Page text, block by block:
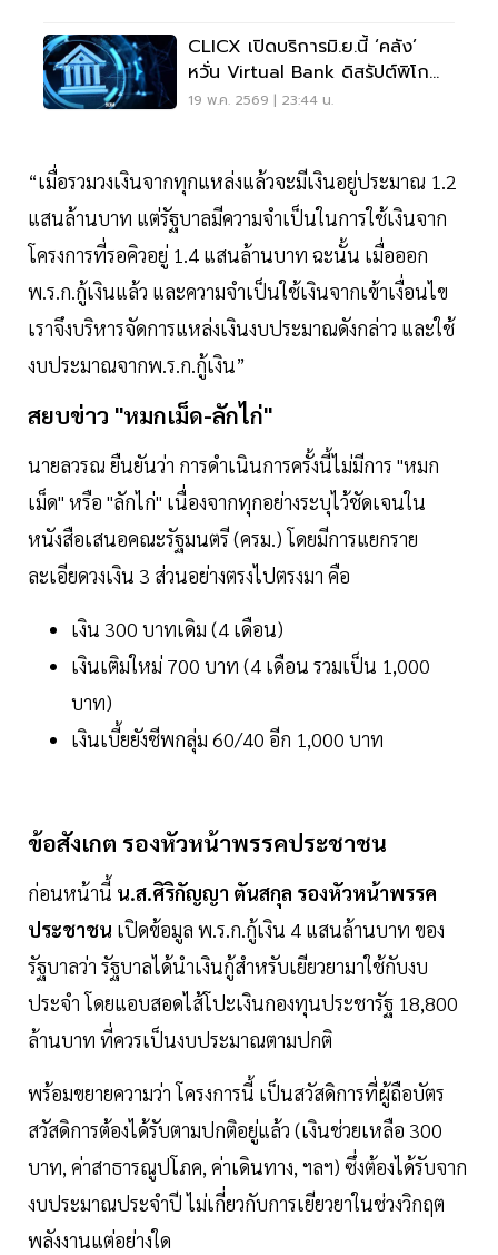
CLICX เปิดบริการมิ.ย.นี้ ‘คลัง’
หวั่น Virtual Bank ดิสรัปต์พิโก
ไฟแนนซ์
19 พ.ค. 2569 | 23:44 น.
“เมื่อรวมวงเงินจากทุกแหล่งแล้วจะมีเงินอยู่ประมาณ 1.2
แสนล้านบาท แต่รัฐบาลมีความจำเป็นในการใช้เงินจาก
โครงการที่รอคิวอยู่ 1.4 แสนล้านบาท ฉะนั้น เมื่อออก
พ.ร.ก.กู้เงินแล้ว และความจำเป็นใช้เงินจากเข้าเงื่อนไข
เราจึงบริหารจัดการแหล่งเงินงบประมาณดังกล่าว และใช้
งบประมาณจากพ.ร.ก.กู้เงิน”
สยบข่าว "หมกเม็ด-ลักไก่"
นายลวรณ ยืนยันว่า การดำเนินการครั้งนี้ไม่มีการ "หมก
เม็ด" หรือ "ลักไก่" เนื่องจากทุกอย่างระบุไว้ชัดเจนใน
หนังสือเสนอคณะรัฐมนตรี (ครม.) โดยมีการแยกราย
ละเอียดวงเงิน 3 ส่วนอย่างตรงไปตรงมา คือ
เงิน 300 บาทเดิม (4 เดือน)
เงินเติมใหม่ 700 บาท (4 เดือน รวมเป็น 1,000
บาท)
เงินเบี้ยยังชีพกลุ่ม 60/40 อีก 1,000 บาท
ข้อสังเกต รองหัวหน้าพรรคประชาชน
ก่อนหน้านี้ น.ส.ศิริกัญญา ตันสกุล รองหัวหน้าพรรค
ประชาชน เปิดข้อมูล พ.ร.ก.กู้เงิน 4 แสนล้านบาท ของ
รัฐบาลว่า รัฐบาลได้นำเงินกู้สำหรับเยียวยามาใช้กับงบ
ประจำ โดยแอบสอดไส้โปะเงินกองทุนประชารัฐ 18,800
ล้านบาท ที่ควรเป็นงบประมาณตามปกติ
พร้อมขยายความว่า โครงการนี้ เป็นสวัสดิการที่ผู้ถือบัตร
สวัสดิการต้องได้รับตามปกติอยู่แล้ว (เงินช่วยเหลือ 300
บาท, ค่าสาธารณูปโภค, ค่าเดินทาง, ฯลฯ) ซึ่งต้องได้รับจาก
งบประมาณประจำปี ไม่เกี่ยวกับการเยียวยาในช่วงวิกฤต
พลังงานแต่อย่างใด